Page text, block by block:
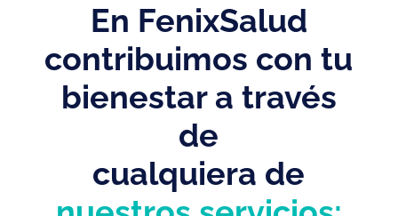
En FenixSalud
contribuimos con tu
bienestar a través
de
cualquiera de